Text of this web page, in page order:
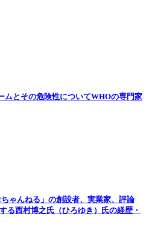
とその危険性についてWHOの専門家
ゃんねる」の創設者、実業家、評論
る西村博之氏（ひろゆき）氏の経歴・